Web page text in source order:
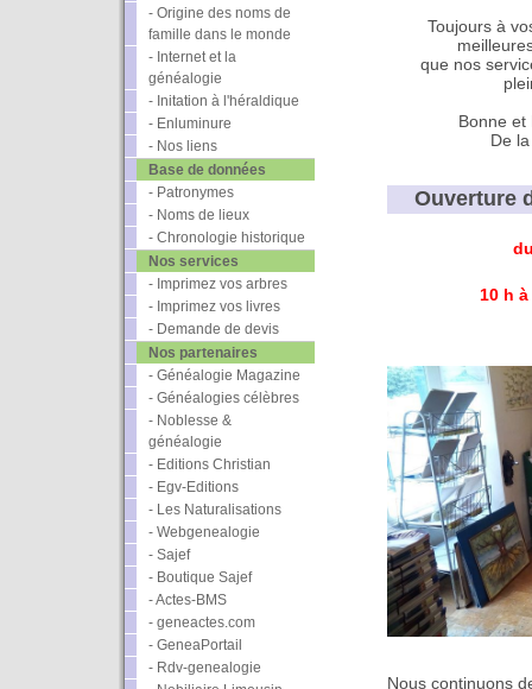
- Origine des noms de
famille dans le monde
- Internet et la
généalogie
- Initation à l'héraldique
- Enluminure
- Nos liens
Base de données
- Patronymes
- Noms de lieux
- Chronologie historique
Nos services
- Imprimez vos arbres
- Imprimez vos livres
- Demande de devis
Nos partenaires
- Généalogie Magazine
- Généalogies célèbres
- Noblesse &
généalogie
- Editions Christian
- Egv-Editions
- Les Naturalisations
- Webgenealogie
- Sajef
- Boutique Sajef
- Actes-BMS
- geneactes.com
- GeneaPortail
- Rdv-genealogie
Toujours à
que nos
Bonne et
De
Ouverture
10 h
Nous continuons